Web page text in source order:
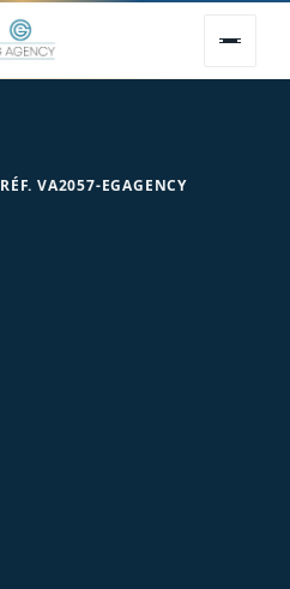
RÉF. VA2057-EGAGENCY